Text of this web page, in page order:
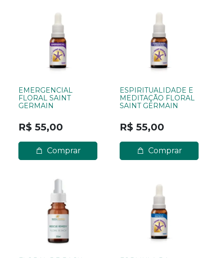
EMERGENCIAL
FLORAL SAINT
GERMAIN
R$ 55,00
Comprar
ESPIRITUALIDADE E
MEDITAÇÃO FLORAL
SAINT GERMAIN
R$ 55,00
Comprar